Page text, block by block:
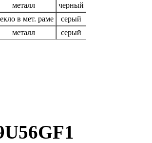
металл
черный
в мет. раме
серый
металл серый